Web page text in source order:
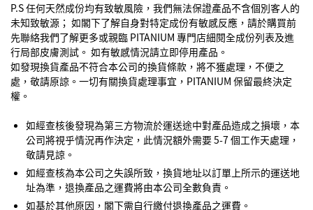
P.S 任何天然成份均有致敏風險，我們無法保證產品不含個別客人的
未知致敏源； 如閣下了解自身對特定成份有敏感反應，請於購買前
先聯絡我們了解更多或親臨 PITANIUM 專門店細閱全成份列表及進
行局部皮膚測試。 如有敏感情況請立即停用產品。
如發現換貨產品不符合本公司的換貨條款，將不獲處理，不便之
處，敬請原諒。一切有關換貨處理事宜，PITANIUM 保留最終決定
權。
如經查核後發現為第三方物流於運送途中對產品造成之損壞，本
公司將視乎情況再作決定，此情況額外需要 5-7 個工作天處理，
敬請見諒。
如經查核為本公司之失誤所致，換貨地址以訂單上所示的運送地
址為準，退換產品之運費將由本公司全數負責。
如基於其他原因，閣下需自行繳付退換產品之運費。